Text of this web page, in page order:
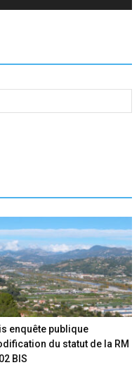
enquête publique
du statut de la RM
BIS